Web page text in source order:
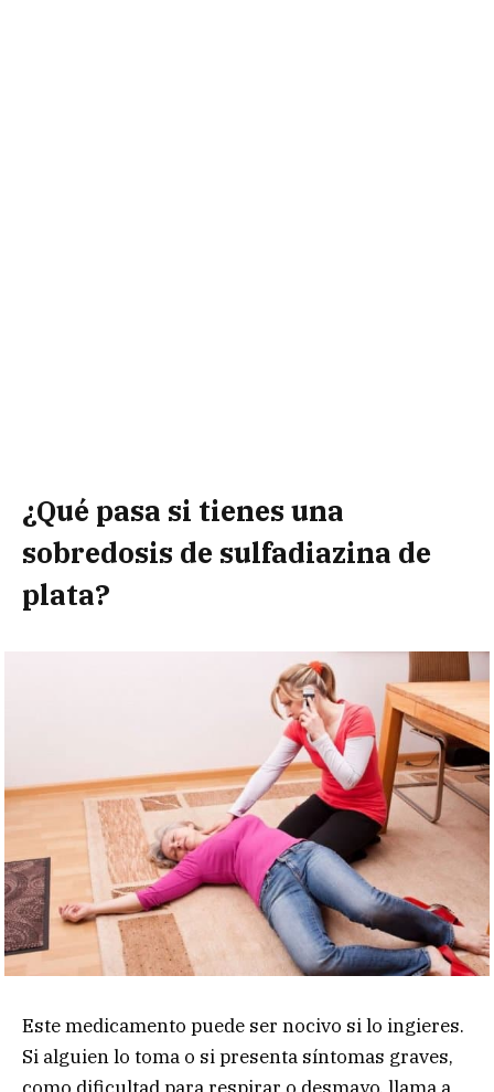
¿Qué pasa si tienes una
sobredosis de sulfadiazina de
plata?
Este medicamento puede ser nocivo si lo ingieres.
Si alguien lo toma o si presenta síntomas graves,